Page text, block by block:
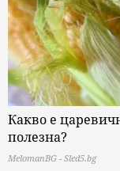
Какво е
полезна?
MelomanBG - Sled5.bg